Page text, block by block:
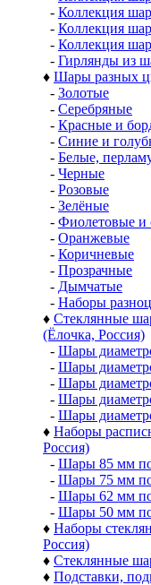
- Коллекция
- Коллекция
- Коллекция
- Гирлянды из
♦ Шары разных
- Золотые
- Серебряные
- Красные и
- Синие и
- Белые,
- Черные
- Розовые
- Зелёные
- Фиолетовые и
- Оранжевые
- Коричневые
- Прозрачные
- Дымчатые
- Наборы
♦ Стеклянные
(Ёлочка, Россия)
- Шары
- Шары
- Шары
- Шары
- Шары
♦ Наборы
Россия)
- Шары 85 мм
- Шары 75 мм
- Шары 62 мм
- Шары 50 мм
♦ Наборы
Россия)
♦ Стеклянные
♦ Подставки,